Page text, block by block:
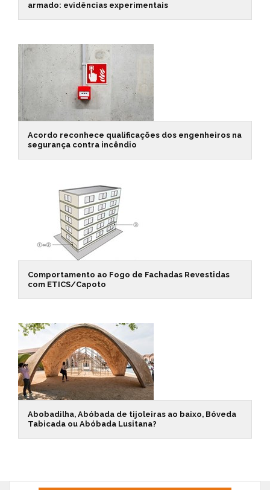
armado: evidências experimentais
Acordo reconhece qualificações dos engenheiros na
segurança contra incêndio
Comportamento ao Fogo de Fachadas Revestidas
com ETICS/Capoto
Abobadilha, Abóbada de tijoleiras ao baixo, Bóveda
Tabicada ou Abóbada Lusitana?